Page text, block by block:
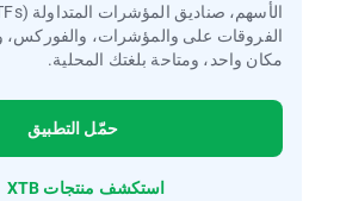
الفروقات على والمؤشرات، والفوركس،
مكان واحد، ومتاحة بلغتك المحلية.
حمّل التطبيق
استكشف منتجات XTB